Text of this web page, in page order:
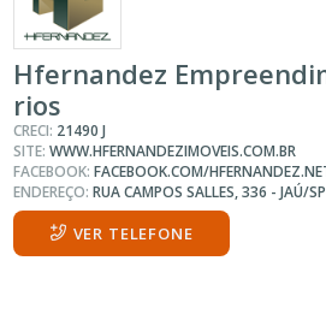
Hfernandez
rios
CRECI: 21490 J
SITE:WWW.HFERNANDEZIMOVEIS.COM.BR
FACEBOOK:FACEBOOK.COM/
ENDEREÇO:RUA CAMPOS SALLES, 336 - JAÚ/SP
VER TELEFONE